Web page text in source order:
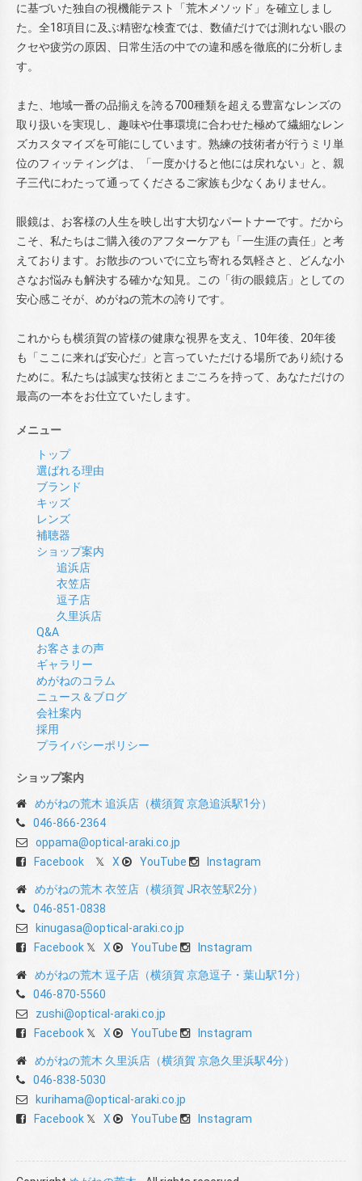
に基づいた独自の視機能テスト「荒木メソッド」を確立しまし
た。全18項目に及ぶ精密な検査では、数値だけでは測れない眼の
クセや疲労の原因、日常生活の中での違和感を徹底的に分析しま
す。
また、地域一番の品揃えを誇る700種類を超える豊富なレンズの
取り扱いを実現し、趣味や仕事環境に合わせた極めて繊細なレン
ズカスタマイズを可能にしています。熟練の技術者が行うミリ単
位のフィッティングは、「一度かけると他には戻れない」と、親
子三代にわたって通ってくださるご家族も少なくありません。
眼鏡は、お客様の人生を映し出す大切なパートナーです。だから
こそ、私たちはご購入後のアフターケアも「一生涯の責任」と考
えております。お散歩のついでに立ち寄れる気軽さと、どんな小
さなお悩みも解決する確かな知見。この「街の眼鏡店」としての
安心感こそが、めがねの荒木の誇りです。
これからも横須賀の皆様の健康な視界を支え、10年後、20年後
も「ここに来れば安心だ」と言っていただける場所であり続ける
ために。私たちは誠実な技術とまごころを持って、あなただけの
最高の一本をお仕立ていたします。
メニュー
トップ
選ばれる理由
ブランド
キッズ
レンズ
補聴器
ショップ案内
追浜店
衣笠店
逗子店
久里浜店
Q&A
お客さまの声
ギャラリー
めがねのコラム
ニュース＆ブログ
会社案内
採用
プライバシーポリシー
ショップ案内
めがねの荒木 追浜店（横須賀 京急追浜駅1分）
046-866-2364
oppama@optical-araki.co.jp
Facebook
X YouTube Instagram
めがねの荒木 衣笠店（横須賀 JR衣笠駅2分）
046-851-0838
kinugasa@optical-araki.co.jp
Facebook
X YouTube Instagram
めがねの荒木 逗子店（横須賀 京急逗子・葉山駅1分）
046-870-5560
zushi@optical-araki.co.jp
Facebook
X YouTube Instagram
めがねの荒木 久里浜店（横須賀 京急久里浜駅4分）
046-838-5030
kurihama@optical-araki.co.jp
Facebook
X YouTube Instagram